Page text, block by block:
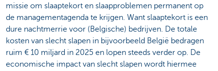
missie om slaaptekort en slaapproblemen permanent op
de managementagenda te krijgen. Want slaaptekort is een
dure nachtmerrie voor (Belgische) bedrijven. De totale
kosten van slecht slapen in bijvoorbeeld België bedragen
ruim € 10 miljard in 2025 en lopen steeds verder op. De
economische impact van slecht slapen wordt hiermee